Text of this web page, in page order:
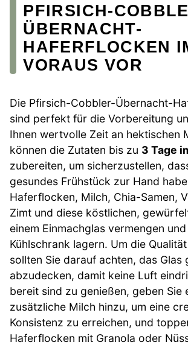
PFIRSICH-
ÜBERNACHT-
HAFERFLOCKEN
VORAUS VOR
Die Pfirsich-Cobbler-Übernacht-
sind perfekt für die Vorbereitung
Ihnen wertvolle Zeit an hektischen
können die Zutaten bis zu 3 Tage
zubereiten, um sicherzustellen,
gesundes Frühstück zur Hand
Haferflocken, Milch, Chia-Samen,
Zimt und diese köstlichen,
einem Einmachglas vermengen
Kühlschrank lagern. Um die
sollten Sie darauf achten, das Glas
abzudecken, damit keine Luft
bereit sind zu genießen, geben Sie
zusätzliche Milch hinzu, um eine
Konsistenz zu erreichen, und
Haferflocken mit Granola oder